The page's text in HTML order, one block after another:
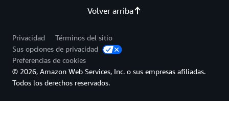
Volver arriba
Privacidad
Términos del sitio
Sus opciones de privacidad
Preferencias de cookies
© 2026, Amazon Web Services, Inc. o sus empresas afiliadas.
Todos los derechos reservados.